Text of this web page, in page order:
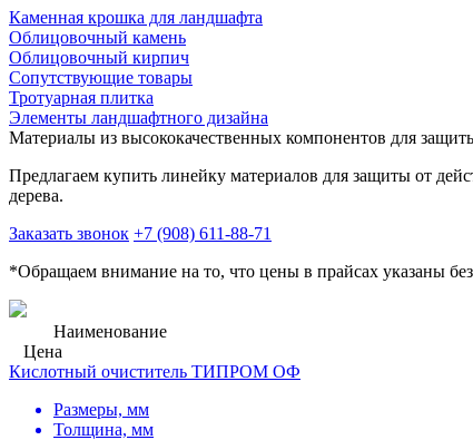
Каменная крошка для ландшафта
Облицовочный камень
Облицовочный кирпич
Сопутствующие товары
Тротуарная плитка
Элементы ландшафтного дизайна
Материалы из высококачественных компонентов для
Предлагаем купить линейку материалов для защиты от
дерева.
Заказать звонок +7 (908) 611-88-71
*Обращаем внимание на то, что цены в прайсах указаны
Наименование
Цена
Кислотный очиститель ТИПРОМ ОФ
Размеры, мм
Толщина, мм